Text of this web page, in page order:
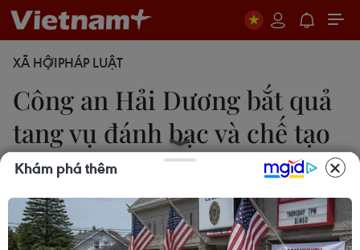
XÃ HỘIPHÁP LUẬT
Công an Hải Dương bắt quả
tang vụ đánh bạc và chế tạo
súng
Mạnh Tú
29/10/2014 12:30
Khám phá thêm